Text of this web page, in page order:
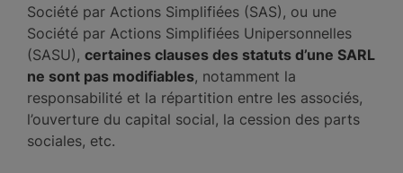
Société par Actions Simplifiées (SAS), ou une
Société par Actions Simplifiées Unipersonnelles
(SASU), certaines clauses des statuts d’une SARL
ne sont pas modifiables, notamment la
responsabilité et la répartition entre les associés,
l’ouverture du capital social, la cession des parts
sociales, etc.